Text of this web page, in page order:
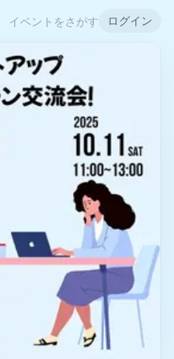
イベントをさがす ログイン